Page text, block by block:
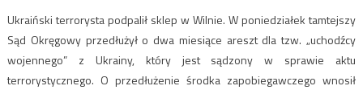
Ukraiński terrorysta podpalił sklep w Wilnie. W poniedziałek tamtejszy
Sąd Okręgowy przedłużył o dwa miesiące areszt dla tzw. „uchodźcy
wojennego” z Ukrainy, który jest sądzony w sprawie aktu
terrorystycznego. O przedłużenie środka zapobiegawczego wnosił